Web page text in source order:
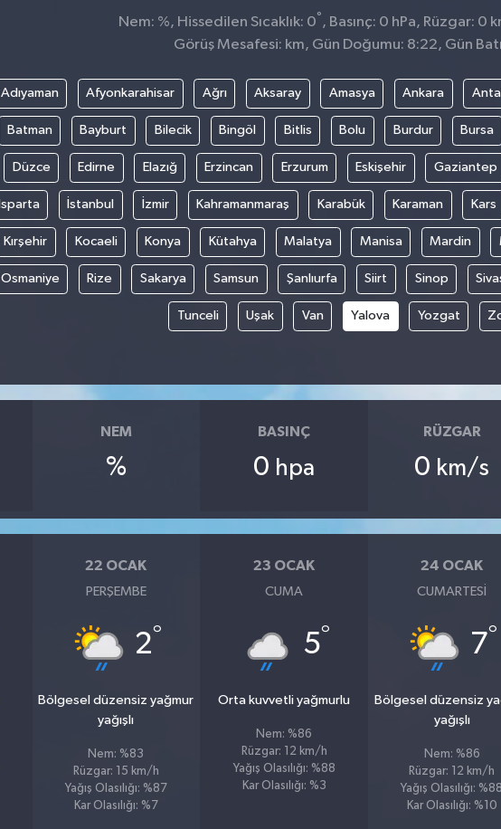
Nem: %, Hissedilen Sıcaklık: 0° , Basınç: 0 hPa, Rüzgar: 0
Görüş Mesafesi: km, Gün Doğumu: 8:22, Gün
Adıyaman Afyonkarahisar Ağrı Aksaray Amasya Ankara
Batman Bayburt Bilecik Bingöl Bitlis Bolu Burdur Bursa
Düzce Edirne Elazığ Erzincan Erzurum Eskişehir Gaziantep
Isparta İstanbul İzmir Kahramanmaraş Karabük Karaman Kars
Kırşehir Kocaeli Konya Kütahya Malatya Manisa Mardin
Osmaniye Rize Sakarya Samsun Şanlıurfa Siirt Sinop
Tunceli Uşak Van Yalova Yozgat
NEM
%
BASINÇ
0 hpa
RÜZGAR
0 km/s
22 OCAK
PERŞEMBE
2°
Bölgesel düzensiz yağmur
yağışlı
Nem: %83
Rüzgar: 15 km/h
Yağış Olasılığı: %87
Kar Olasılığı: %7
23 OCAK
CUMA
5°
Orta kuvvetli yağmurlu
Nem: %86
Rüzgar: 12 km/h
Yağış Olasılığı: %88
Kar Olasılığı: %3
24 OCAK
CUMARTESI
7°
Bölgesel düzensiz
yağışlı
Nem: %86
Rüzgar: 12 km/h
Yağış Olasılığı: %88
Kar Olasılığı: %10